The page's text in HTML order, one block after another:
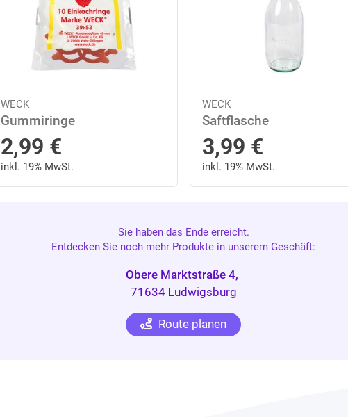
WECK
Gummiringe
2,99 €
inkl. 19% MwSt.
WECK
Saftflasche
3,99 €
inkl. 19% MwSt.
Sie haben das Ende erreicht.
Entdecken Sie noch mehr Produkte in unserem Geschäft:
Obere Marktstraße 4,
71634 Ludwigsburg
Route planen